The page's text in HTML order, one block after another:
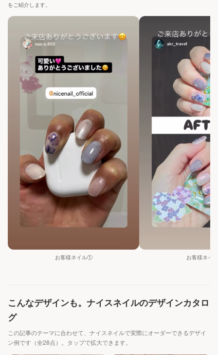
をご紹介します。
お客様ネイル① お客様ネイ
こんなデザインも。ナイスネイルのデザインカタロ
グ
この記事のテーマに合わせて、ナイスネイルで実際にオーダーできるデザイ
ン例です（全28点）。タップで拡大できます。